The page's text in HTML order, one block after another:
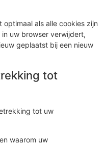
als alle cookies zijn
uw browser verwijdert,
geplaatst bij een nieuw
tot
tot uw
waarom uw